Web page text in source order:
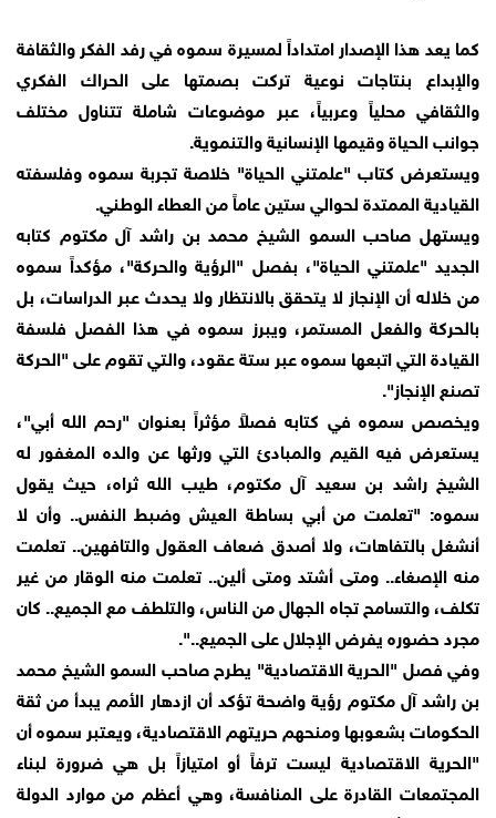
كما يعد هذا الإصدار امتداداً لمسيرة سموه في رفد الفكر والثقافة
والإبداع بنتاجات نوعية تركت بصمتها على الحراك الفكري
والثقافي محلياً وعربياً، عبر موضوعات شاملة تتناول مختلف
جوانب الحياة وقيمها الإنسانية والتنموية.
ويستعرض كتاب "علمتني الحياة" خلاصة تجربة سموه وفلسفته
القيادية الممتدة لحوالي ستين عاماً من العطاء الوطني.
ويستهل صاحب السمو الشيخ محمد بن راشد آل مكتوم كتابه
الجديد "علمتني الحياة"، بفصل "الرؤية والحركة"، مؤكداً سموه
من خلاله أن الإنجاز لا يتحقق بالانتظار ولا يحدث عبر الدراسات، بل
بالحركة والفعل المستمر، ويبرز سموه في هذا الفصل فلسفة
القيادة التي اتبعها سموه عبر ستة عقود، والتي تقوم على "الحركة
تصنع الإنجاز".
ويخصص سموه في كتابه فصلاً مؤثراً بعنوان "رحم الله أبي"،
يستعرض فيه القيم والمبادئ التي ورثها عن والده المغفور له
الشيخ راشد بن سعيد آل مكتوم، طيب الله ثراه، حيث يقول
سموه: "تعلمت من أبي بساطة العيش وضبط النفس.. وأن لا
أنشغل بالتفاهات، ولا أصدق ضعاف العقول والتافهين.. تعلمت
منه الإصغاء.. ومتى أشتد ومتى ألين.. تعلمت منه الوقار من غير
تكلف، والتسامح تجاه الجهال من الناس، والتلطف مع الجميع.. كان
مجرد حضوره يفرض الإجلال على الجميع..".
وفي فصل "الحرية الاقتصادية" يطرح صاحب السمو الشيخ محمد
بن راشد آل مكتوم رؤية واضحة تؤكد أن ازدهار الأمم يبدأ من ثقة
الحكومات بشعوبها ومنحهم حريتهم الاقتصادية، ويعتبر سموه أن
"الحرية الاقتصادية ليست ترفاً أو امتيازاً بل هي ضرورة لبناء
المجتمعات القادرة على المنافسة، وهي أعظم من موارد الدولة